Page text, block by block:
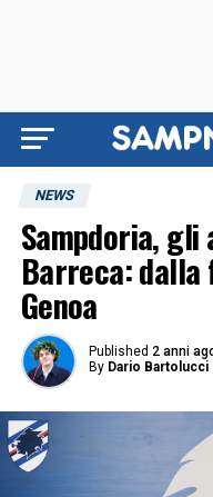
NEWS
Sampdoria, gli
Barreca:
Genoa
Published 2 anni
By Dario Bartolucci